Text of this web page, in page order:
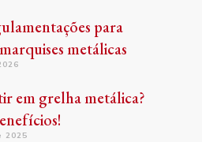
para
metálicas
em grelha metálica?
2025